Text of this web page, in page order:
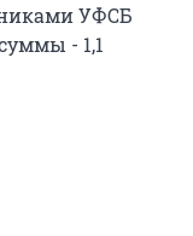
УФСБ
- 1,1